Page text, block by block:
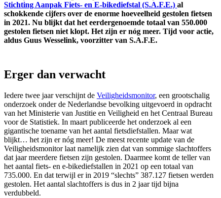
Stichting Aanpak Fiets- en E-bikediefstal (S.A.F.E.) al
schokkende cijfers over de enorme hoeveelheid gestolen fietsen
in 2021. Nu blijkt dat het eerdergenoemde totaal van 550.000
gestolen fietsen niet klopt. Het zijn er nóg meer. Tijd voor actie,
aldus Guus Wesselink, voorzitter van S.A.F.E.
Erger dan verwacht
Iedere twee jaar verschijnt de Veiligheidsmonitor, een grootschalig
onderzoek onder de Nederlandse bevolking uitgevoerd in opdracht
van het Ministerie van Justitie en Veiligheid en het Centraal Bureau
voor de Statistiek. In maart publiceerde het onderzoek al een
gigantische toename van het aantal fietsdiefstallen. Maar wat
blijkt… het zijn er nóg meer! De meest recente update van de
Veiligheidsmonitor laat namelijk zien dat van sommige slachtoffers
dat jaar meerdere fietsen zijn gestolen. Daarmee komt de teller van
het aantal fiets- en e-bikediefstallen in 2021 op een totaal van
735.000. En dat terwijl er in 2019 “slechts” 387.127 fietsen werden
gestolen. Het aantal slachtoffers is dus in 2 jaar tijd bijna
verdubbeld.